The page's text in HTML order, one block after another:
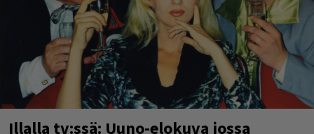
Illalla tv:ssä: Uuno-elokuva jossa